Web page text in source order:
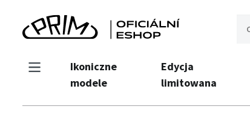
Ikoniczne
modele
Edycja
limitowana